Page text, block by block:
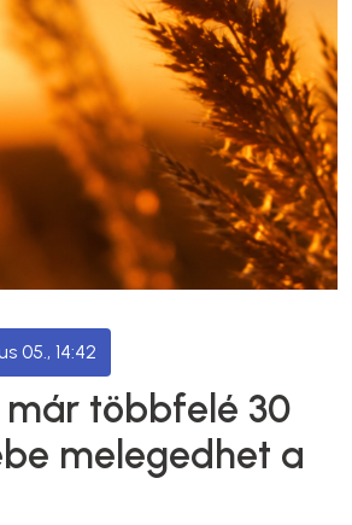
05., 14:42
többfelé 30
melegedhet a